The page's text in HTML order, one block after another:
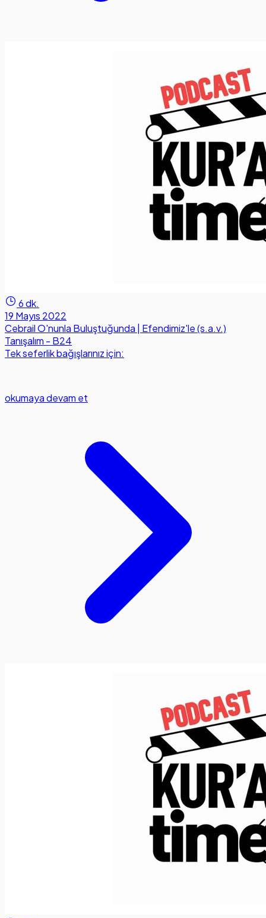
6 dk.
19 Mayıs 2022
Cebrail O'nunla Buluştuğunda | Efendimiz'le (s.a.v.)
Tanışalım - B24
Tek seferlik bağışlarınız için:
okumaya devam et